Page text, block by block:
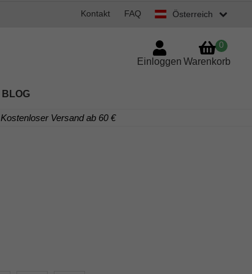
Österreich
Kontakt FAQ
BLOG
Einloggen Warenkorb
0
Kostenloser Versand ab 60 €